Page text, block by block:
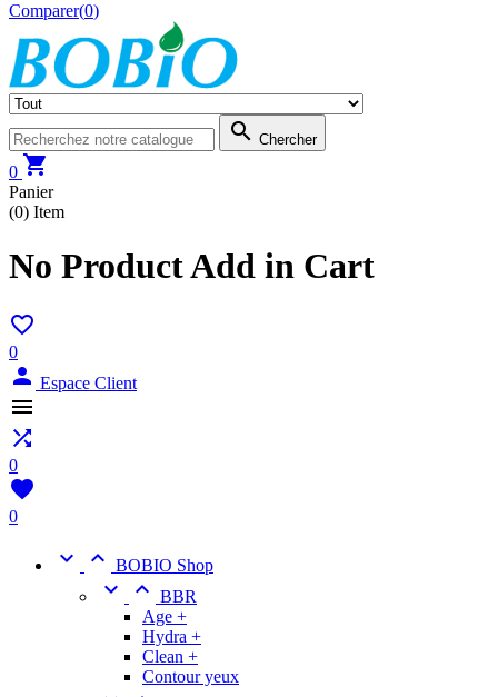
Comparer(0)
 Chercher
0 
Panier
(0) Item
No Product Add in Cart

0
 Espace Client


0

0
  BOBIO Shop
  BBR
Age +
Hydra +
Clean +
Contour yeux